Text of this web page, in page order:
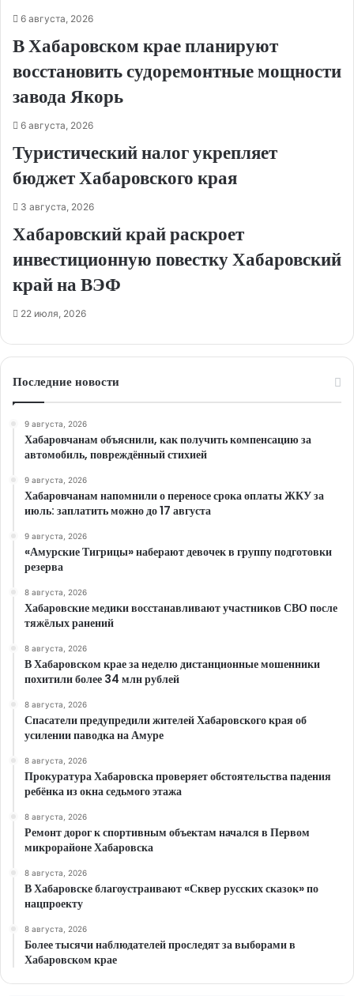
6 августа, 2026
В Хабаровском крае планируют
восстановить судоремонтные мощности
завода Якорь
6 августа, 2026
Туристический налог укрепляет
бюджет Хабаровского края
3 августа, 2026
Хабаровский край раскроет
инвестиционную повестку Хабаровский
край на ВЭФ
22 июля, 2026
Последние новости
9 августа, 2026
Хабаровчанам объяснили, как получить компенсацию за
автомобиль, повреждённый стихией
9 августа, 2026
Хабаровчанам напомнили о переносе срока оплаты ЖКУ за
июль: заплатить можно до 17 августа
9 августа, 2026
«Амурские Тигрицы» наберают девочек в группу подготовки
резерва
8 августа, 2026
Хабаровские медики восстанавливают участников СВО после
тяжёлых ранений
8 августа, 2026
В Хабаровском крае за неделю дистанционные мошенники
похитили более 34 млн рублей
8 августа, 2026
Спасатели предупредили жителей Хабаровского края об
усилении паводка на Амуре
8 августа, 2026
Прокуратура Хабаровска проверяет обстоятельства падения
ребёнка из окна седьмого этажа
8 августа, 2026
Ремонт дорог к спортивным объектам начался в Первом
микрорайоне Хабаровска
8 августа, 2026
В Хабаровске благоустраивают «Сквер русских сказок» по
нацпроекту
8 августа, 2026
Более тысячи наблюдателей проследят за выборами в
Хабаровском крае